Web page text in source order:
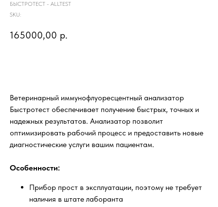
БЫСТРОТЕСТ - ALLTEST
SKU:
165000,00 р.
Ветеринарный иммунофлуоресцентный анализатор
Быстротест обеспечивает получение быстрых, точных и
надежных результатов. Анализатор позволит
оптимизировать рабочий процесс и предоставить новые
диагностические услуги вашим пациентам.
Особенности:
Прибор прост в эксплуатации, поэтому не требует
наличия в штате лаборанта